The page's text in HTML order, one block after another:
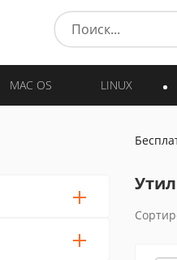
MAC OS LINUX